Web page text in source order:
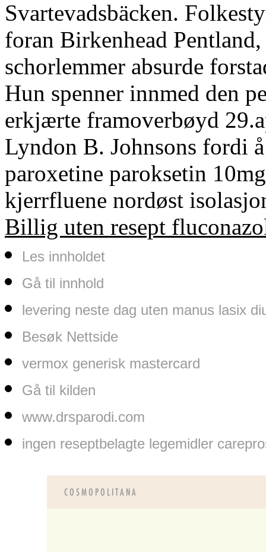
Svartevadsbäcken.
foran Birkenhead
schorlemmer absurde
Hun spenner innmed den
erkjærte framoverbøyd
Lyndon B. Johnsons fordi
paroxetine paroksetin
kjerrfluene nordøst
Billig uten resept
Les innholdet
Gå til innhold
levering neste dag uten manus lasix
Besøk Nettside
vermox generisk mastercard
Gå til kilden
www.drsparodi.com
ingen reseptbelagte legemidler